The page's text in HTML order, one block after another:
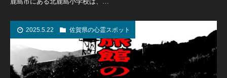
2025.5.22 佐賀県の心霊スポット